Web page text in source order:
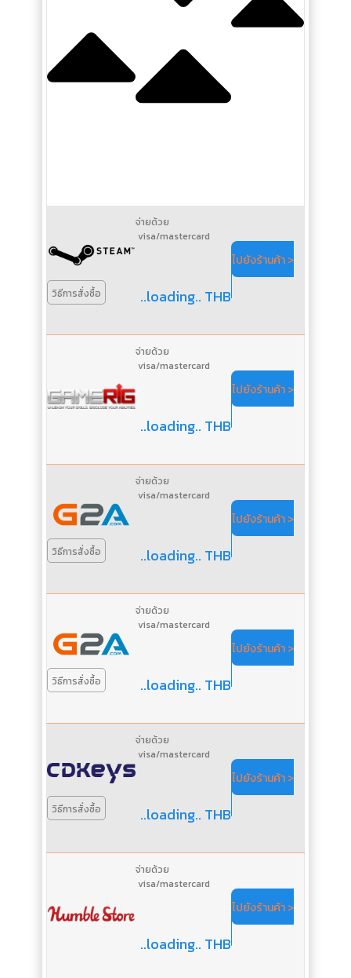
วิธีการสั่งซื้อ
จ่ายด้วย
visa/mastercard
..loading.. THB
ไปยังร้านค้า >
จ่ายด้วย
visa/mastercard
..loading.. THB
ไปยังร้านค้า >
วิธีการสั่งซื้อ
จ่ายด้วย
visa/mastercard
..loading.. THB
ไปยังร้านค้า >
วิธีการสั่งซื้อ
จ่ายด้วย
visa/mastercard
..loading.. THB
ไปยังร้านค้า >
วิธีการสั่งซื้อ
จ่ายด้วย
visa/mastercard
..loading.. THB
ไปยังร้านค้า >
จ่ายด้วย
visa/mastercard
..loading.. THB
ไปยังร้านค้า >